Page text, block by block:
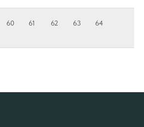
60 61 62 63 64